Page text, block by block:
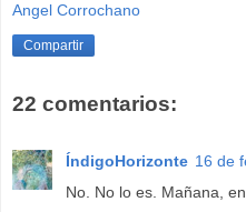
Angel Corrochano
Compartir
22 comentarios:
ÍndigoHorizonte 16 de
No. No lo es. Mañana,